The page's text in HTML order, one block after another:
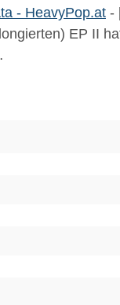
- HeavyPop.at -
EP II